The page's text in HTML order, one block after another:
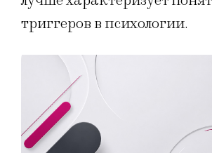
триггеров в психологии.